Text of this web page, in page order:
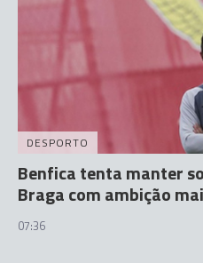
DESPORTO
Benfica tenta manter
Braga com ambição
07:36